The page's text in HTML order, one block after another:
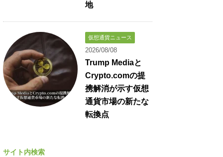
地
仮想通貨ニュース
2026/08/08
Trump Mediaと
Crypto.comの提
携解消が示す仮想
通貨市場の新たな
転換点
サイト内検索